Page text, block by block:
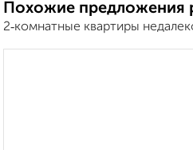
Похожие предложения
2‑комнатные квартиры